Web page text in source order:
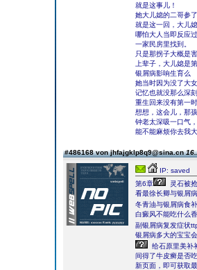
就是这事儿！
她大儿媳的二哥参
就是这一回，大儿
哪怕大人当即反应
一家民房里找到。
只是那拐子大概是
上辈子，大儿媳是
银屑病影响生育么
她当时因为没了大
记忆也就没那么深
重生回来没有第一
想想，这会儿，那
钟老太深吸一口气
能不能麻烦你去我
#486168 von jhfajgklp8q9@sina.cn
IP: saved
第6章
灵石被抢
看最徐长卿与银屑
冬青油与银屑病食
白癜风不能吃什么
副银屑病复发症状
银屑病多大的宝宝
给石原里美补
间得了牛皮癣是否
新页面，即可获取